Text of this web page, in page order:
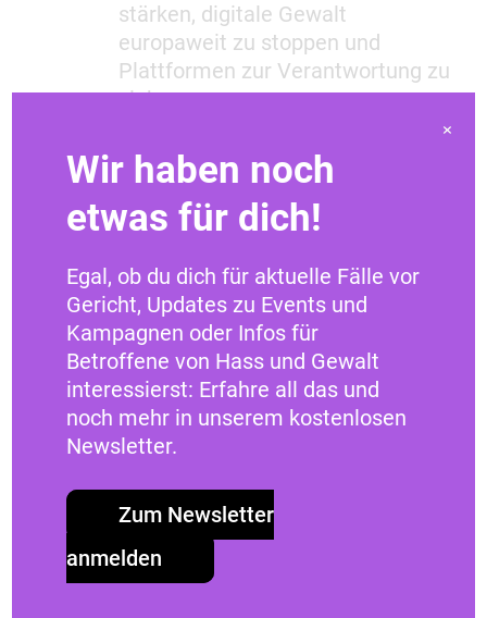
stärken, digitale Gewalt
europaweit zu stoppen und
Plattformen zur Verantwortung zu
ziehen
Kürzungen im Bundeshaushalt,
die viele zivilgesellschaftliche
Organisationen in ihrer Existenz
Politische Forderungen, die aus
der Studie „Lauter Hass, leiser
Rückzug – Wie Hass im Netz den
demokratischen Diskurs bedroht“
abgeleitet wurden
1 offener Brief an die EU-
Kommission
Mitunterzeichnung des
Positionspapieres
Gewalt ernst nehmen!
Forderungen aus der deutschen
Wir haben noch
etwas für dich!
Egal, ob du dich für aktuelle Fälle vor
Gericht, Updates zu Events und
Kampagnen oder Infos für
Betroffene von Hass und Gewalt
interessierst: Erfahre all das und
noch mehr in unserem kostenlosen
Newsletter.
Zum Newsletter
anmelden
×